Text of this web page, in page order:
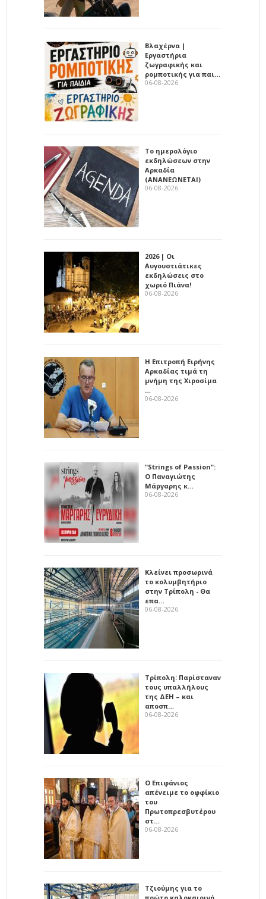
Βλαχέρνα |
Εργαστήρια
ζωγραφικής και
ρομποτικής για παι…
06-08-2026
Το ημερολόγιο
εκδηλώσεων στην
Αρκαδία
(ΑΝΑΝΕΩΝΕΤΑΙ)
06-08-2026
2026 | Οι
Αυγουστιάτικες
εκδηλώσεις στο
χωριό Πιάνα!
06-08-2026
Η Επιτροπή Ειρήνης
Αρκαδίας τιμά τη
μνήμη της Χιροσίμα
…
06-08-2026
"Strings of Passion":
Ο Παναγιώτης
Μάργαρης κ…
06-08-2026
Κλείνει προσωρινά
το κολυμβητήριο
στην Τρίπολη - Θα
επα…
06-08-2026
Τρίπολη: Παρίσταναν
τους υπαλλήλους
της ΔΕΗ – και
αποσπ…
06-08-2026
Ο Επιφάνιος
απένειμε το οφφίκιο
του
Πρωτοπρεσβυτέρου
στ…
06-08-2026
Τζιούμης για το